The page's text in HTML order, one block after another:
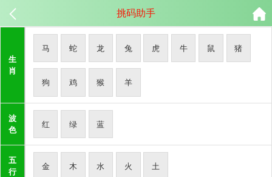
挑码助手
生
肖
马 蛇 龙 兔 虎 牛 鼠 猪
狗 鸡 猴 羊
波
色
红 绿 蓝
五
行
金 木 水 火 土